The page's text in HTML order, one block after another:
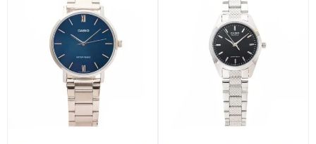
Dưới 29 mm 29 - 33 mm
37 - 40 mm
42 - 45 mm